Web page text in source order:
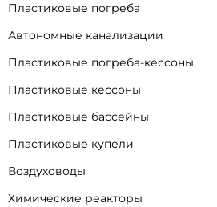
Пластиковые погреба
Автономные канализации
Пластиковые погреба-кессоны
Пластиковые кессоны
Пластиковые бассейны
Пластиковые купели
Воздуховоды
Химические реакторы